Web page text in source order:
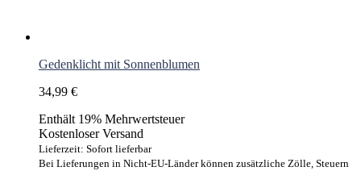
Gedenklicht mit Sonnenblumen
34,99 €
Enthält 19% Mehrwertsteuer
Kostenloser Versand
Lieferzeit: Sofort lieferbar
Bei Lieferungen in Nicht-EU-Länder können zusätzliche Zölle, Steuern